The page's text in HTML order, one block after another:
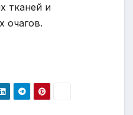
тканей и
очагов.